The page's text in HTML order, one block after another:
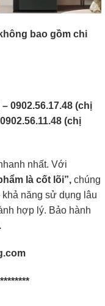
bao gồm chi
0902.56.17.48 (chị
(chị
nhất. Với
là cốt lõi”, chúng
năng sử dụng lâu
hợp lý. Bảo hành